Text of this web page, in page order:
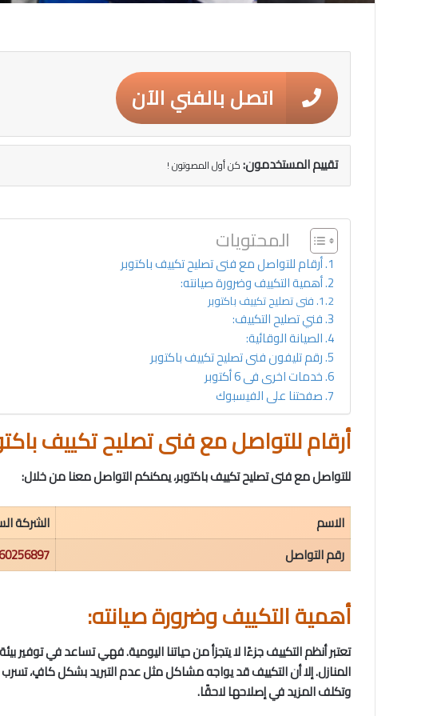
اتصل بالفني الآن
تقييم المستخدمون:كن أول المصوتون !
المحتويات
أرقام للتواصل مع فنى تصليح تكييف باكتوبر
أهمية التكييف وضرورة صيانته:
فنى تصليح تكييف باكتوبر
فني تصليح التكييف:
الصيانة الوقائية:
رقم تليفون فنى تصليح تكييف باكتوبر
خدمات اخرى فى 6 أكتوبر
صفحتنا على الفيسبوك
أرقام للتواصل مع فنى تصليح تكييف
للتواصل مع فنى تصليح تكييف باكتوبر، يمكنكم التواصل معنا من خلال:
الاسم
الشركة
رقم التواصل
أهمية التكييف وضرورة صيانته:
تعتبر أنظم التكييف جزءًا لا يتجزأ من حياتنا اليومية. فهي تساعد في
المنازل. إلا أن التكييف قد يواجه مشاكل مثل عدم التبريد بشكل كافٍ،
وتكلف المزيد في إصلاحها لاحقًا.